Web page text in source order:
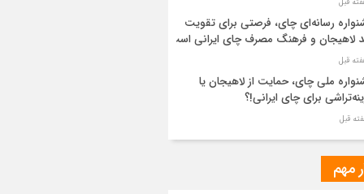
رسانه‌ای چای، فرصتی برای تقویت
لاهیجان و فرهنگ مصرف چای ایرانی است
ملی چای، حمایت از لاهیجان یا
برای چای ایرانی!؟
مطهر رهبر شهید انقلاب در حرم مطهر
آرام گرفت
مهم